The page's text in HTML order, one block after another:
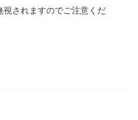
視されますのでご注意くだ